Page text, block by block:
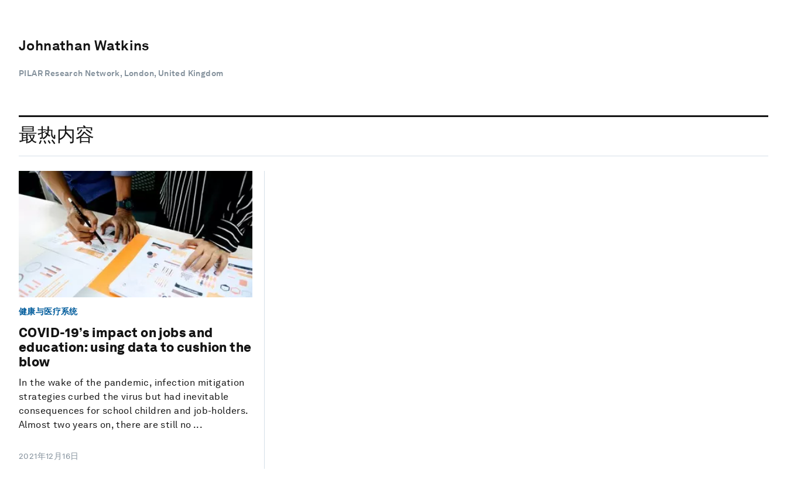
Johnathan Watkins
PILAR Research Network, London, United Kingdom
最热内容
健康与医疗系统
COVID-19’s impact on jobs and
education: using data to cushion the
blow
In the wake of the pandemic, infection mitigation
strategies curbed the virus but had inevitable
consequences for school children and job-holders.
Almost two years on, there are still no ...
2021年12月16日